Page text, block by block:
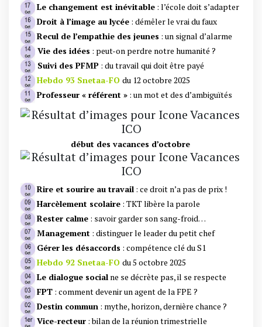
Le changement est inévitable : l’école doit s’adapter
Droit à l’image au lycée : démêler le vrai du faux
Recul de l’empathie des jeunes : un signal d’alarme
Vie des idées : peut-on perdre notre humanité ?
Suivi des PFMP : du travail qui doit être payé
Hebdo 93 Snetaa-FO du 12 octobre 2025
Professeur « référent » : un mot et des d’ambiguïtés
début des vacances d’octobre
Rire et sourire au travail : ce droit n’a pas de prix !
Harcèlement scolaire : TKT libère la parole
Rester calme : savoir garder son sang-froid…
Management : distinguer le leader du petit chef
Gérer les désaccords : compétence clé du S1
Hebdo 92 Snetaa-FO du 5 octobre 2025
Le dialogue social ne se décrète pas, il se respecte
FPT : comment devenir un agent de la FPE ?
Destin commun : mythe, horizon, dernière chance ?
Vice-recteur : bilan de la réunion trimestrielle